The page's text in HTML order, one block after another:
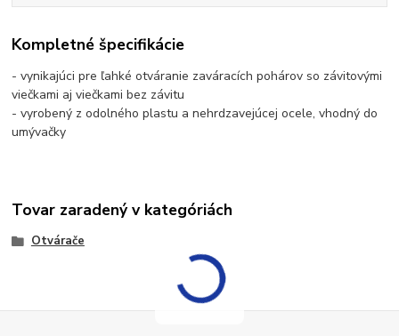
Kompletné špecifikácie
- vynikajúci pre ľahké otváranie zaváracích pohárov so závitovými
viečkami aj viečkami bez závitu
- vyrobený z odolného plastu a nehrdzavejúcej ocele, vhodný do
umývačky
Tovar zaradený v kategóriách
Otvárače